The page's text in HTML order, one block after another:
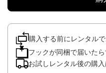
購入する前にレンタル
フックが同梱で届いた
お試しレンタル後の購